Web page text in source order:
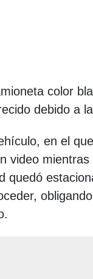
color
debido a
en el
video
quedó